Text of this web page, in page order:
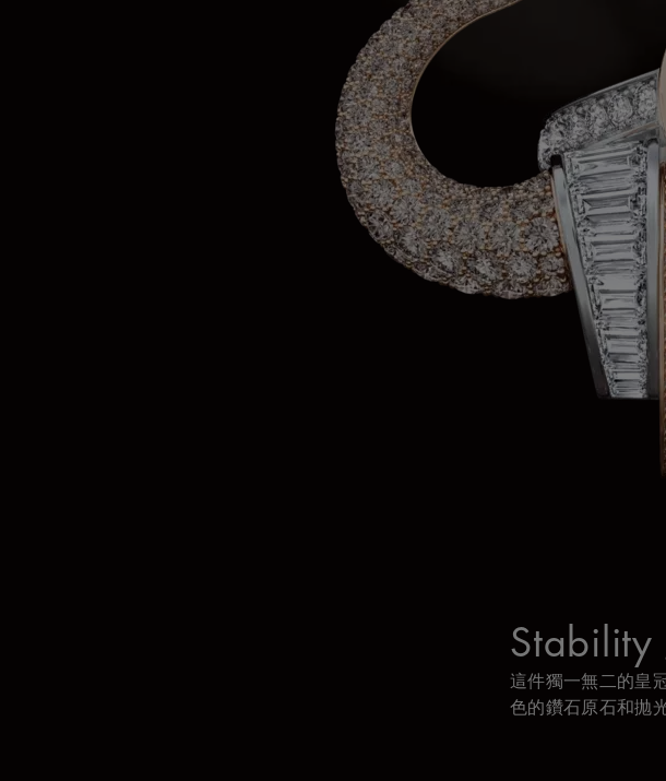
Stability
這件獨一無二的皇
色的鑽石原石和抛